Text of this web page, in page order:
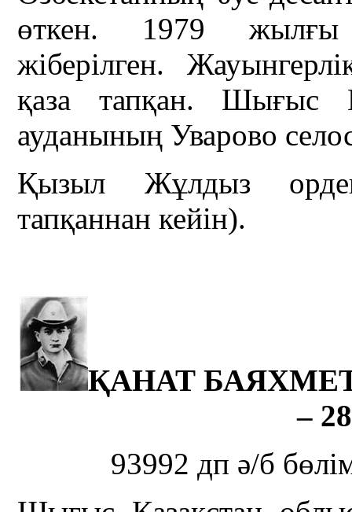
өткен. 1979 жылғы
жіберілген.
қаза тапқан. Шығыс
ауданының Уварово
Қызыл Жұлдыз
тапқаннан кейін).
ҚАНАТ
–
93992 дп ә/б